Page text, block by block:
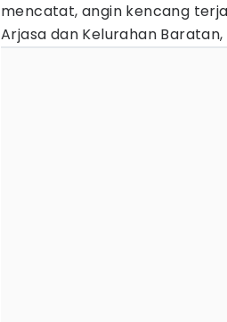
mencatat, angin kencang
Arjasa dan Kelurahan